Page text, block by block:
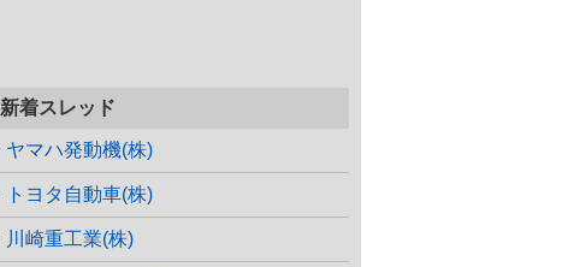
新着スレッド
ヤマハ発動機(株)
トヨタ自動車(株)
川崎重工業(株)